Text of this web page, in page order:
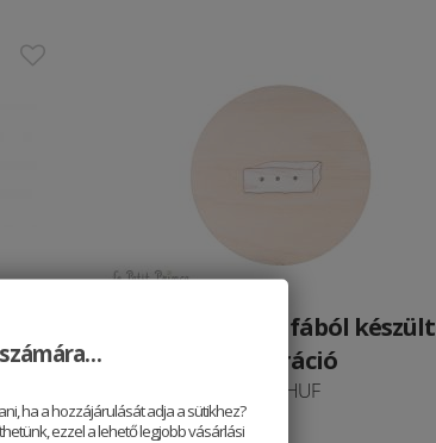
Bárány ládája fából készült
dekoráció
6490 HUF
ha a hozzájárulását adja a sütikhez?
ezzel a lehető legjobb vásárlási